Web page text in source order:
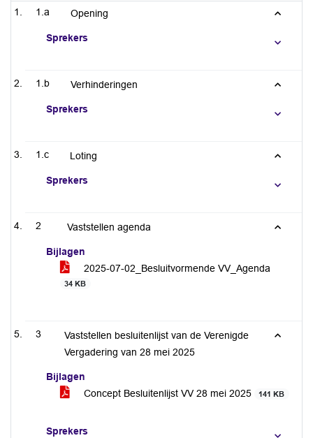
1.a Opening
Sprekers
1.b Verhinderingen
Sprekers
1.c Loting
Sprekers
2 Vaststellen agenda
Bijlagen
2025-07-02_Besluitvormende VV_Agenda
34 KB
3
Vaststellen besluitenlijst van de Verenigde
Vergadering van 28 mei 2025
Bijlagen
Concept Besluitenlijst VV 28 mei 2025
141 KB
Sprekers